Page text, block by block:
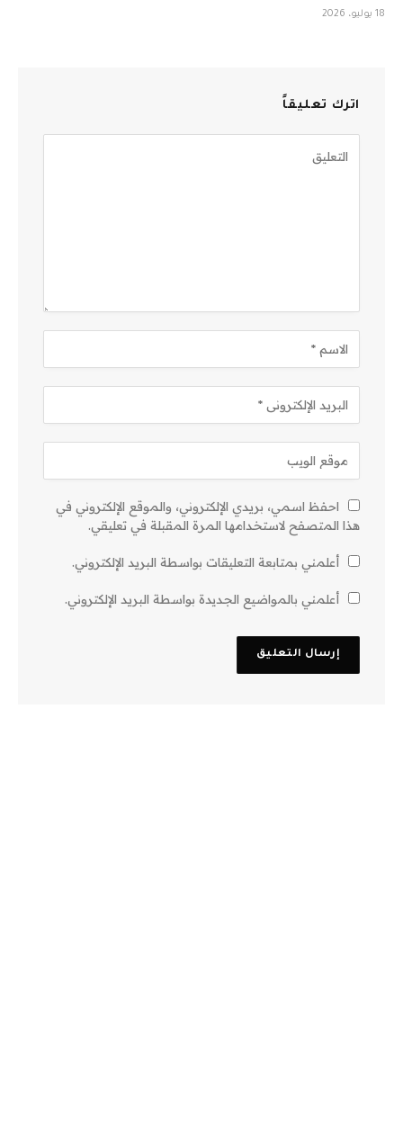
18 يوليو، 2026
اترك تعليقاً
احفظ اسمي، بريدي الإلكتروني، والموقع الإلكتروني في
هذا المتصفح لاستخدامها المرة المقبلة في تعليقي.
أعلمني بمتابعة التعليقات بواسطة البريد الإلكتروني.
أعلمني بالمواضيع الجديدة بواسطة البريد الإلكتروني.